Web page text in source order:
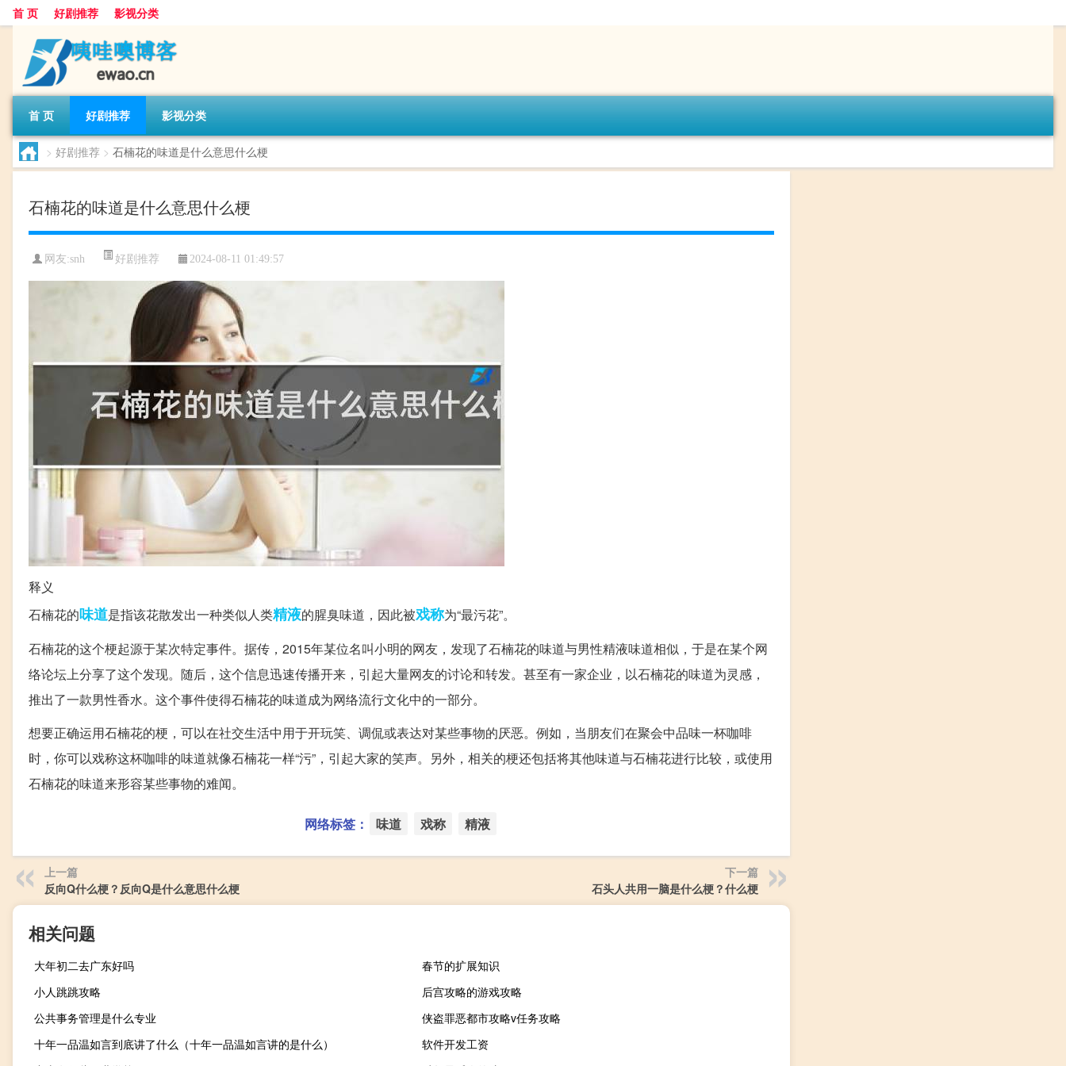
首 页 好剧推荐 影视分类
首 页 好剧推荐 影视分类
> 好剧推荐 > 石楠花的味道是什么意思什么梗
石楠花的味道是什么意思什么梗
网友:snh 好剧推荐 2024-08-11 01:49:57
释义
石楠花的味道是指该花散发出一种类似人类精液的腥臭味道，因此被戏称为“最污花”。
石楠花的这个梗起源于某次特定事件。据传，2015年某位名叫小明的网友，发现了石楠花的味道与男性精液味道相似，于是在某个网
络论坛上分享了这个发现。随后，这个信息迅速传播开来，引起大量网友的讨论和转发。甚至有一家企业，以石楠花的味道为灵感，
推出了一款男性香水。这个事件使得石楠花的味道成为网络流行文化中的一部分。
想要正确运用石楠花的梗，可以在社交生活中用于开玩笑、调侃或表达对某些事物的厌恶。例如，当朋友们在聚会中品味一杯咖啡
时，你可以戏称这杯咖啡的味道就像石楠花一样“污”，引起大家的笑声。另外，相关的梗还包括将其他味道与石楠花进行比较，或使用
石楠花的味道来形容某些事物的难闻。
网络标签： 味道 戏称 精液
上一篇
反向Q什么梗？反向Q是什么意思什么梗
下一篇
石头人共用一脑是什么梗？什么梗
相关问题
大年初二去广东好吗
春节的扩展知识
小人跳跳攻略
后宫攻略的游戏攻略
公共事务管理是什么专业
侠盗罪恶都市攻略v任务攻略
十年一品温如言到底讲了什么（十年一品温如言讲的是什么）
软件开发工资